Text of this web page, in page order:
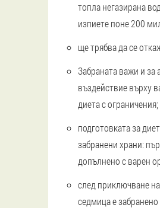
топла негазирана
изпиете поне 200
ще трябва да се
Забраната важи и за
въздействие върху
диета с ограничения;
подготовката за
забранени храни:
допълнено с варен
след приключване
седмица е